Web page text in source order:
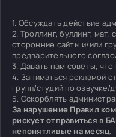
1. Обсуждать действие
2. Троллинг, буллинг,
сторонние сайты и/или
предварительного
3. Давать нам советы, что
4. Заниматься рекламой
групп/студий по озвучке/
5. Оскорблять
За нарушение Правил
рискует отправиться в
непонятливые на месяц.